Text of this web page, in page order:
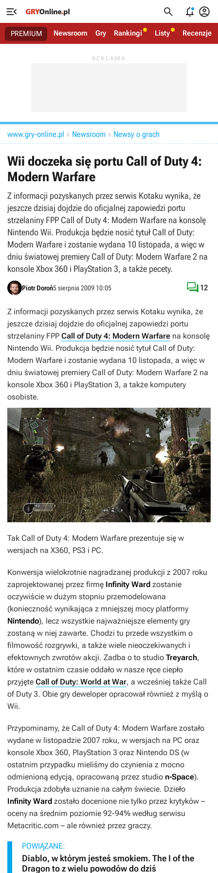
   
PREMIUM Newsroom Gry Rankingi Listy Recenzje
www.gry-online.pl  Newsroom  Newsy o grach
Wii doczeka się portu Call of Duty 4:
Modern Warfare
Z informacji pozyskanych przez serwis Kotaku wynika, że
jeszcze dzisiaj dojdzie do oficjalnej zapowiedzi portu
strzelaniny FPP Call of Duty 4: Modern Warfare na konsolę
Nintendo Wii. Produkcja będzie nosić tytuł Call of Duty:
Modern Warfare i zostanie wydana 10 listopada, a więc w
dniu światowej premiery Call of Duty: Modern Warfare 2 na
konsole Xbox 360 i PlayStation 3, a także pecety.
Piotr Doroń5 sierpnia 2009 10:05  12
Z informacji pozyskanych przez serwis Kotaku wynika, że
jeszcze dzisiaj dojdzie do oficjalnej zapowiedzi portu
strzelaniny FPP Call of Duty 4: Modern Warfare na konsolę
Nintendo Wii. Produkcja będzie nosić tytuł Call of Duty:
Modern Warfare i zostanie wydana 10 listopada, a więc w
dniu światowej premiery Call of Duty: Modern Warfare 2 na
konsole Xbox 360 i PlayStation 3, a także komputery
osobiste.
Tak Call of Duty 4: Modern Warfare prezentuje się w
wersjach na X360, PS3 i PC.
Konwersja wielokrotnie nagradzanej produkcji z 2007 roku
zaprojektowanej przez firmę Infinity Ward zostanie
oczywiście w dużym stopniu przemodelowana
(konieczność wynikająca z mniejszej mocy platformy
Nintendo), lecz wszystkie najważniejsze elementy gry
zostaną w niej zawarte. Chodzi tu przede wszystkim o
filmowość rozgrywki, a także wiele nieoczekiwanych i
efektownych zwrotów akcji. Zadba o to studio Treyarch,
które w ostatnim czasie oddało w nasze ręce ciepło
przyjęte Call of Duty: World at War, a wcześniej także Call
of Duty 3. Obie gry deweloper opracował również z myślą o
Wii.
Przypominamy, że Call of Duty 4: Modern Warfare zostało
wydane w listopadzie 2007 roku, w wersjach na PC oraz
konsole Xbox 360, PlayStation 3 oraz Nintendo DS (w
ostatnim przypadku mieliśmy do czynienia z mocno
odmienioną edycją, opracowaną przez studio n-Space).
Produkcja zdobyła uznanie na całym świecie. Dzieło
Infinity Ward zostało docenione nie tylko przez krytyków –
oceny na średnim poziomie 92-94% według serwisu
Metacritic.com – ale również przez graczy.
POWIĄZANE:
Diablo, w którym jesteś smokiem. The I of the
Dragon to z wielu powodów do dziś